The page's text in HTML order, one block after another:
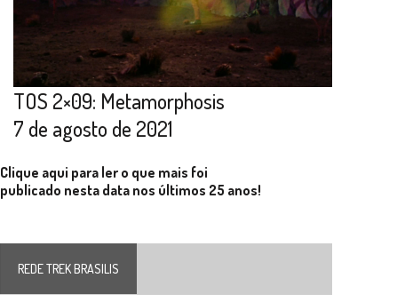
TOS 2×09: Metamorphosis
7 de agosto de 2021
Clique aqui para ler o que mais foi
publicado nesta data nos últimos 25 anos!
REDE TREK BRASILIS